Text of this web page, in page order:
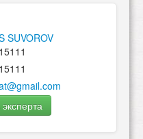
SUVOROV